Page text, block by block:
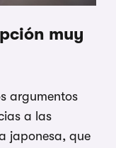
muy
argumentos
a las
japonesa, que